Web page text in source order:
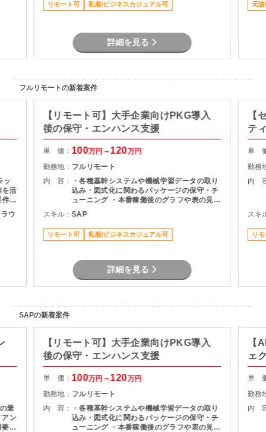
リモート可 私服/ビジネスカジュアル可
詳細を見る
元請
フルリモートの新着案件
ッ
を活
に
・
ま
ウ
【リモート可】大手企業向けPKG導入
後の保守・エンハンス支援
単 価： 100万円～120万円
勤務地： フルリモート
内 容：
・各種基幹システムや機械学習データの取り
込み・図式化に関わるパッケージの保守・チ
ューニング ・本番稼働後のグラフや表の見栄
え変更、微修正対応 ・メンバーへの知見・技
術習熟のサポート
スキル：SAP
リモート可 私服/ビジネスカジュアル可
詳細を見る
【
テ
単
勤務
内
スキ
リ
SAPの新着案件
業
件
【リモート可】大手企業向けPKG導入
後の保守・エンハンス支援
単 価： 100万円～120万円
勤務地： フルリモート
内 容：
・各種基幹システムや機械学習データの取り
込み・図式化に関わるパッケージの保守・チ
ューニング ・本番稼働後のグラフや表の見栄
【
ェ
単
勤務
内